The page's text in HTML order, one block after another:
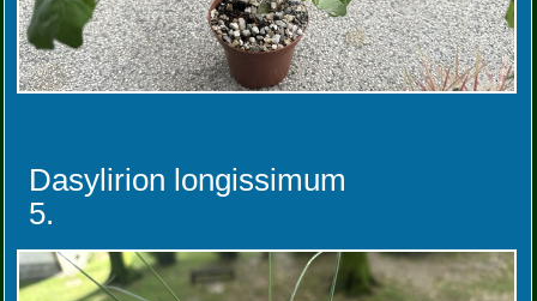
Dasylirion longissimum
5.